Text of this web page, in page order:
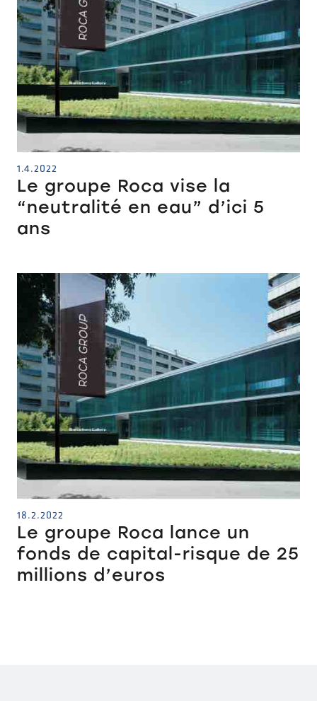
1.4.2022
Le groupe Roca vise la
“neutralité en eau” d’ici 5
ans
18.2.2022
Le groupe Roca lance un
fonds de capital-risque de 25
millions d’euros